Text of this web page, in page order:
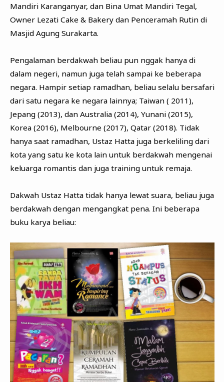
Mandiri Karanganyar, dan Bina Umat Mandiri Tegal,
Owner Lezati Cake & Bakery dan Penceramah Rutin di
Masjid Agung Surakarta.
Pengalaman berdakwah beliau pun nggak hanya di
dalam negeri, namun juga telah sampai ke beberapa
negara. Hampir setiap ramadhan, beliau selalu bersafari
dari satu negara ke negara lainnya; Taiwan ( 2011),
Jepang (2013), dan Australia (2014), Yunani (2015),
Korea (2016), Melbourne (2017), Qatar (2018). Tidak
hanya saat ramadhan, Ustaz Hatta juga berkeliling dari
kota yang satu ke kota lain untuk berdakwah mengenai
keluarga romantis dan juga training untuk remaja.
Dakwah Ustaz Hatta tidak hanya lewat suara, beliau juga
berdakwah dengan mengangkat pena. Ini beberapa
buku karya beliau: